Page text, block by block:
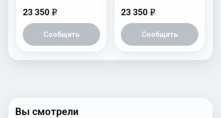
23 350 e
Сообщить
23 350 e
Сообщить
Вы смотрели